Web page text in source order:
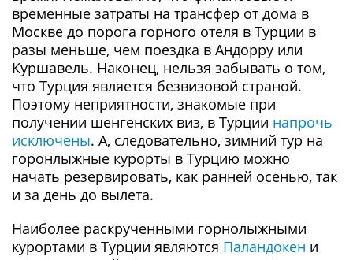
временные затраты на трансфер от дома в
Москве до порога горного отеля в Турции в
разы меньше, чем поездка в Андорру или
Куршавель. Наконец, нельзя забывать о том,
что Турция является безвизовой страной.
Поэтому неприятности, знакомые при
получении шенгенских виз, в Турции напрочь
исключены. А, следовательно, зимний тур на
горонлыжные курорты в Турцию можно
начать резервировать, как ранней осенью, так
и за день до вылета.
Наиболее раскрученными горнолыжными
курортами в Турции являются Паландокен и